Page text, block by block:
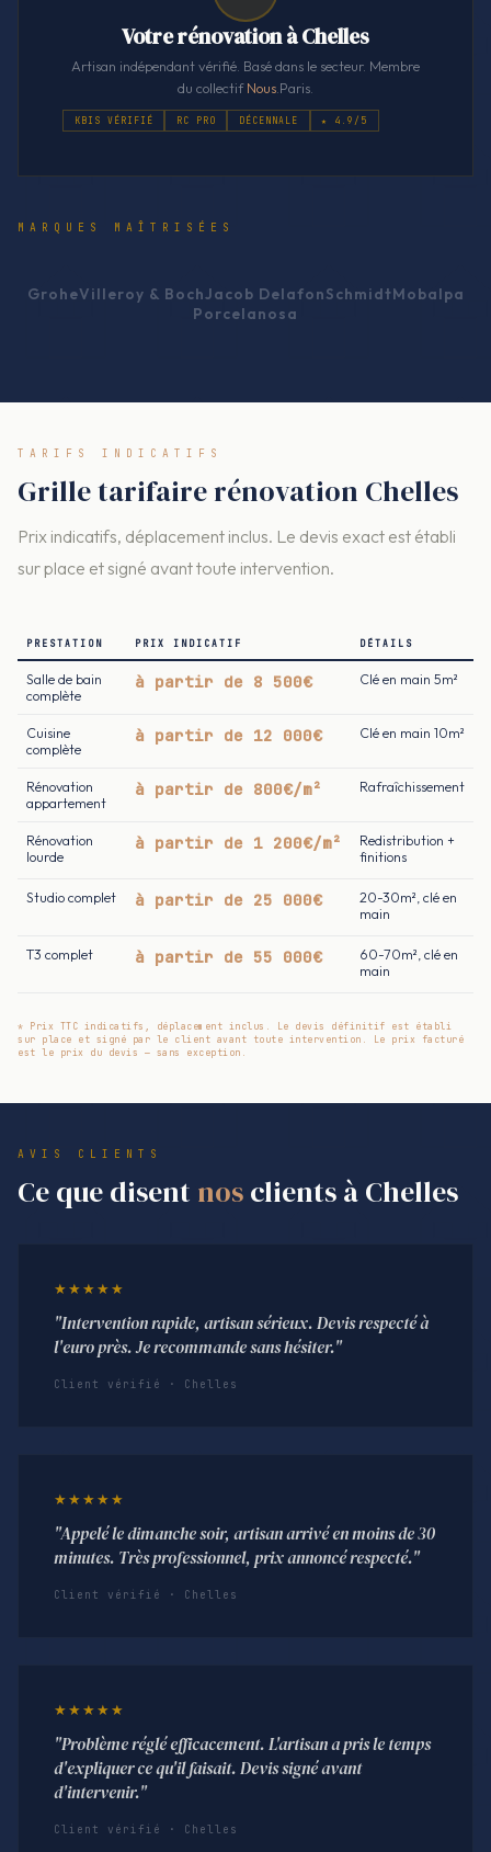
Votre rénovation à Chelles
Artisan indépendant vérifié. Basé dans le secteur. Membre
du collectifNous.Paris.
KBIS VÉRIFIÉ RC PRO DÉCENNALE ★ 4.9/5
MARQUES MAÎTRISÉES
GroheVilleroy & BochJacob DelafonSchmidtMobalpa
Porcelanosa
TARIFS INDICATIFS
Grille tarifaire rénovation Chelles
Prix indicatifs, déplacement inclus. Le devis exact est établi
sur place et signé avant toute intervention.
PRESTATION PRIX INDICATIF DÉTAILS
Salle de bain
complète
à partir de 8 500€ Clé en main 5m²
Cuisine
complète
à partir de 12 000€ Clé en main 10m²
Rénovation
appartement
à partir de 800€/m² Rafraîchissement
Rénovation
lourde
à partir de 1 200€/m²
Redistribution +
finitions
Studio complet à partir de 25 000€
20-30m², clé en
main
T3 complet à partir de 55 000€
60-70m², clé en
main
* Prix TTC indicatifs, déplacement inclus. Le devis définitif est établi
sur place et signé par le client avant toute intervention. Le prix facturé
est le prix du devis — sans exception.
AVIS CLIENTS
Ce que disent nosclients à Chelles
★★★★★
"Intervention rapide, artisan sérieux. Devis respecté à
l'euro près. Je recommande sans hésiter."
Client vérifié · Chelles
★★★★★
"Appelé le dimanche soir, artisan arrivé en moins de 30
minutes. Très professionnel, prix annoncé respecté."
Client vérifié · Chelles
★★★★★
"Problème réglé efficacement. L'artisan a pris le temps
d'expliquer ce qu'il faisait. Devis signé avant
d'intervenir."
Client vérifié · Chelles